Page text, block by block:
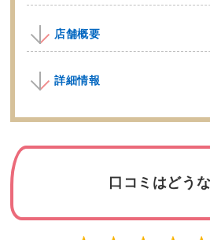
店舗概要
詳細情報
口コミはどう